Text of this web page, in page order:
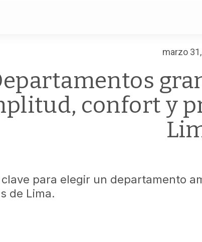
marzo
confort y
para elegir un departamento
de Lima.